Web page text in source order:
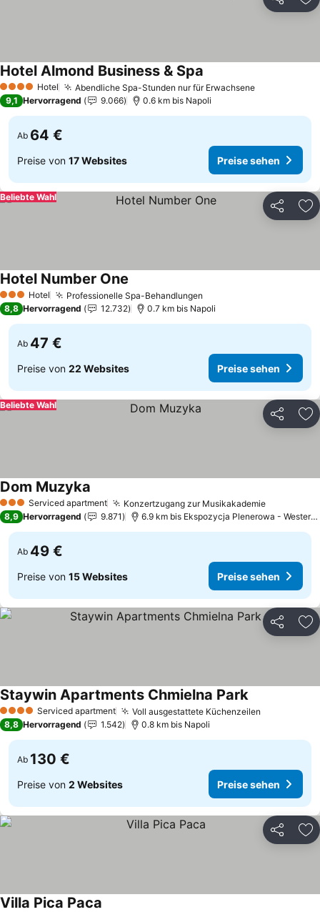
Teilen
4 Sterne Hotel Abendliche Spa-Stunden nur für Erwachsene
Hotel Almond Business & Spa
9,1 Hervorragend 9.066 0.6 km bis Napoli
Ab 64 €
Preise von 17 Websites Preise sehen
Teilen
Beliebte Wahl
3 SterneHotel Professionelle Spa-Behandlungen
Hotel Number One
8,8 Hervorragend 12.732 0.7 km bis Napoli
Ab 47 €
Preise von 22 Websites Preise sehen
Teilen
Beliebte Wahl
3 SterneServiced apartment Konzertzugang zur Musikakademie
Dom Muzyka
8,9 Hervorragend 9.871 6.9 km bis Ekspozycja Plenerowa - Westerplatte
Ab 49 €
Preise von 15 Websites Preise sehen
Teilen
4 Sterne Serviced apartment Voll ausgestattete Küchenzeilen
Staywin Apartments Chmielna Park
8,8 Hervorragend 1.542 0.8 km bis Napoli
Ab 130 €
Preise von 2 Websites Preise sehen
Teilen
Villa Pica Paca